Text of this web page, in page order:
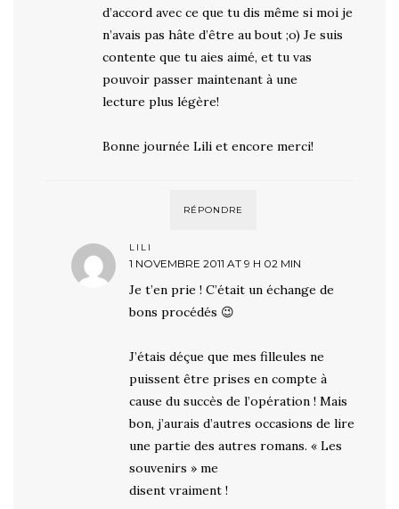
d’accord avec ce que tu dis même si moi je
n’avais pas hâte d’être au bout ;o) Je suis
contente que tu aies aimé, et tu vas
pouvoir passer maintenant à une
lecture plus légère!
Bonne journée Lili et encore merci!
RÉPONDRE
LILI
1 NOVEMBRE 2011 AT 9 H 02 MIN
Je t’en prie ! C’était un échange de
bons procédés 😉
J’étais déçue que mes filleules ne
puissent être prises en compte à
cause du succès de l’opération ! Mais
bon, j’aurais d’autres occasions de lire
une partie des autres romans. « Les
souvenirs » me
disent vraiment !